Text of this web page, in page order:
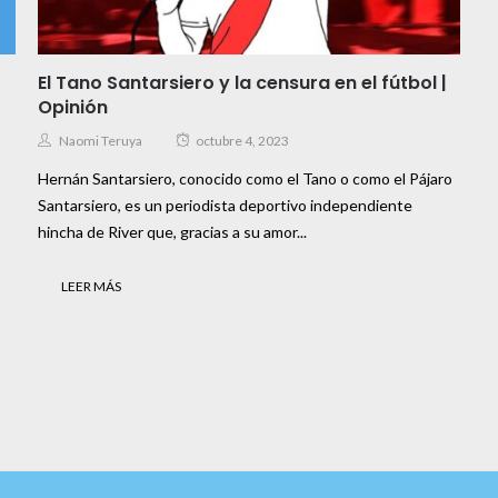
El Tano Santarsiero y la censura en el fútbol |
Opinión
Naomi Teruya octubre 4, 2023
Hernán Santarsiero, conocido como el Tano o como el Pájaro
Santarsiero, es un periodista deportivo independiente
hincha de River que, gracias a su amor...
LEER MÁS